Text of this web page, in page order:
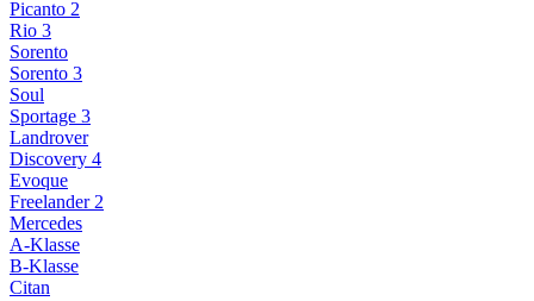
Picanto 2
Rio 3
Sorento
Sorento 3
Soul
Sportage 3
Landrover
Discovery 4
Evoque
Freelander 2
Mercedes
A-Klasse
B-Klasse
Citan